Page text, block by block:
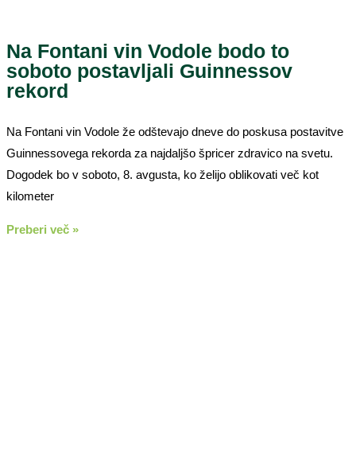
Na Fontani vin Vodole bodo to
soboto postavljali Guinnessov
rekord
Na Fontani vin Vodole že odštevajo dneve do poskusa postavitve
Guinnessovega rekorda za najdaljšo špricer zdravico na svetu.
Dogodek bo v soboto, 8. avgusta, ko želijo oblikovati več kot
kilometer
Preberi več »